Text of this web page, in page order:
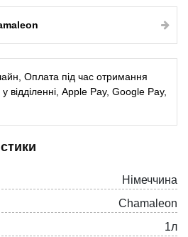
Оплата під час отримання
відділенні, Apple Pay, Google Pay,
Німеччина
Chamaleon
1л